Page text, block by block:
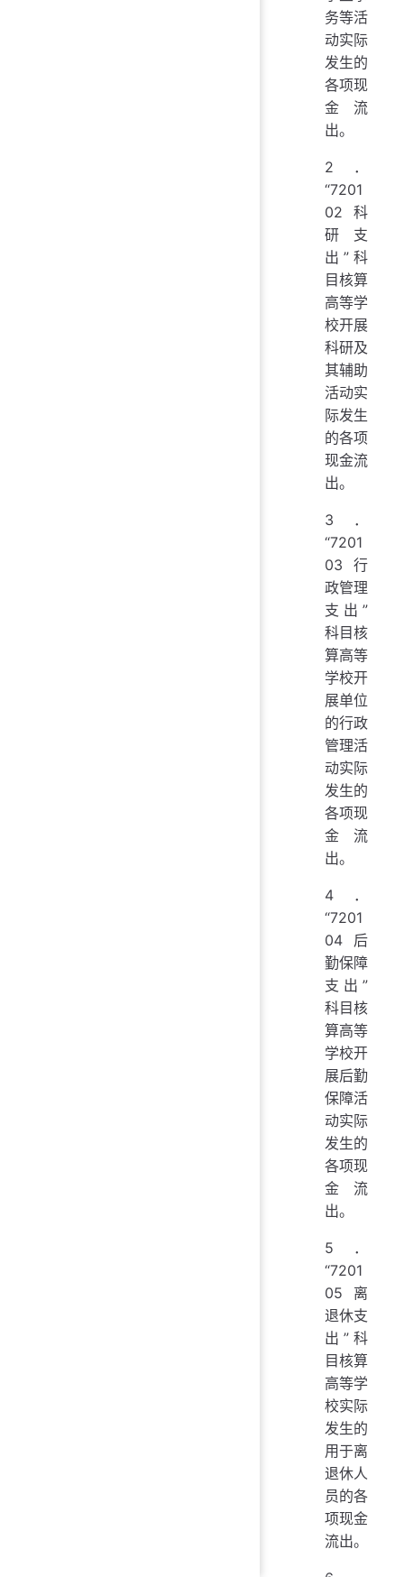
务等活
动实际
发生的
各项现
金流
出。
2．
“7201
02 科
研支
出”科
目核算
高等学
校开展
科研及
其辅助
活动实
际发生
的各项
现金流
出。
3．
“7201
03 行
政管理
支出”
科目核
算高等
学校开
展单位
的行政
管理活
动实际
发生的
各项现
金流
出。
4．
“7201
04 后
勤保障
支出”
科目核
算高等
学校开
展后勤
保障活
动实际
发生的
各项现
金流
出。
5．
“7201
05 离
退休支
出”科
目核算
高等学
校实际
发生的
用于离
退休人
员的各
项现金
流出。